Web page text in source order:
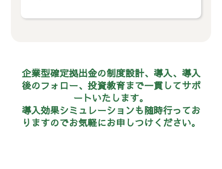
企業型確定拠出金の制度設計、導入、導入
後のフォロー、投資教育まで一貫してサポ
ートいたします。
導入効果シミュレーションも随時行ってお
りますのでお気軽にお申しつけください。